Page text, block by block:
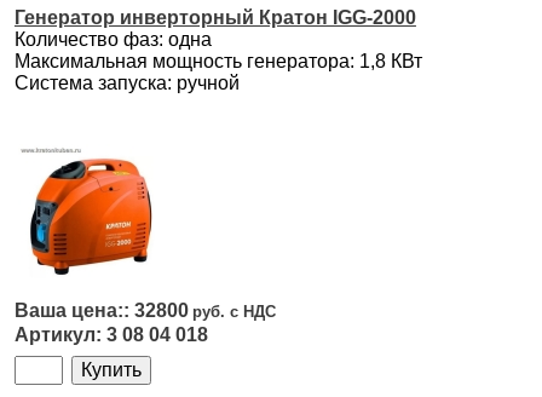
Генератор инверторный Кратон IGG-2000
Количество фаз: одна
Максимальная мощность генератора: 1,8 КВт
Система запуска: ручной
32800
3 08 04 018